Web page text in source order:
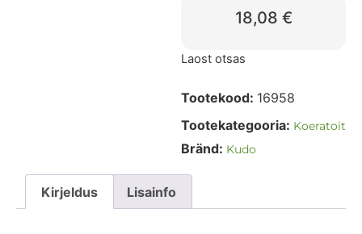
18,08 €
Laost otsas
Tootekood: 16958
Tootekategooria: Koeratoit
Bränd: Kudo
Kirjeldus Lisainfo